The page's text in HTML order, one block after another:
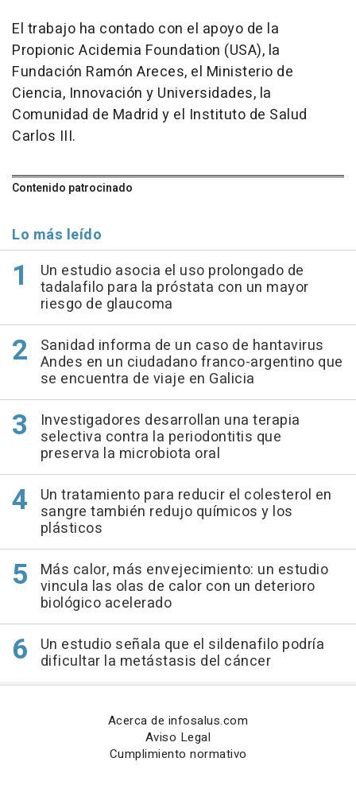
El trabajo ha contado con el apoyo de la
Propionic Acidemia Foundation (USA), la
Fundación Ramón Areces, el Ministerio de
Ciencia, Innovación y Universidades, la
Comunidad de Madrid y el Instituto de Salud
Carlos III.
Contenido patrocinado
Lo más leído
Un estudio asocia el uso prolongado de
tadalafilo para la próstata con un mayor
riesgo de glaucoma
Sanidad informa de un caso de hantavirus
Andes en un ciudadano franco-argentino que
se encuentra de viaje en Galicia
Investigadores desarrollan una terapia
selectiva contra la periodontitis que
preserva la microbiota oral
Un tratamiento para reducir el colesterol en
sangre también redujo químicos y los
plásticos
Más calor, más envejecimiento: un estudio
vincula las olas de calor con un deterioro
biológico acelerado
Un estudio señala que el sildenafilo podría
dificultar la metástasis del cáncer
Acerca de infosalus.com
Aviso Legal
Cumplimiento normativo